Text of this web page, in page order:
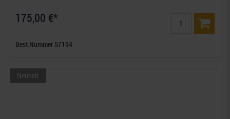
175,00 €*
Best.Nummer S7194
Neuheit